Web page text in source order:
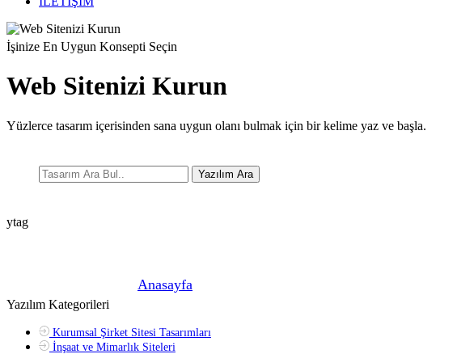
İşinize En Uygun Konsepti Seçin
Web Sitenizi Kurun
Yüzlerce tasarım içerisinden sana uygun olanı bulmak için bir kelime yaz ve başla.
Yazılım Ara
ytag
Anasayfa
Yazılım Kategorileri
Kurumsal Şirket Sitesi Tasarımları
İnşaat ve Mimarlık Siteleri